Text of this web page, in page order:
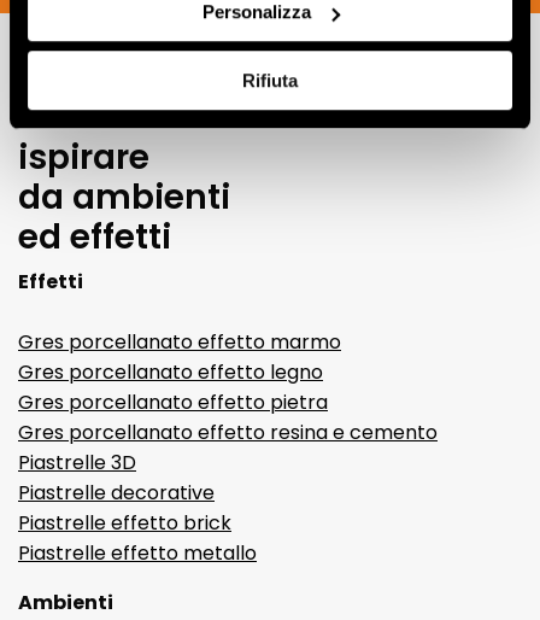
Personalizza
Rifiuta
Lasciati
ispirare
da ambienti
ed effetti
Effetti
Gres porcellanato effetto marmo
Gres porcellanato effetto legno
Gres porcellanato effetto pietra
Gres porcellanato effetto resina e cemento
Piastrelle 3D
Piastrelle decorative
Piastrelle effetto brick
Piastrelle effetto metallo
Ambienti